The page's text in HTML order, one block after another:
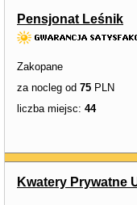
Pensjonat Leśnik
Zakopane
za nocleg od 75 PLN
liczba miejsc: 44
Kwatery Prywatne